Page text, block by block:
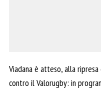
Viadana è atteso, alla
contro il Valorugby: in